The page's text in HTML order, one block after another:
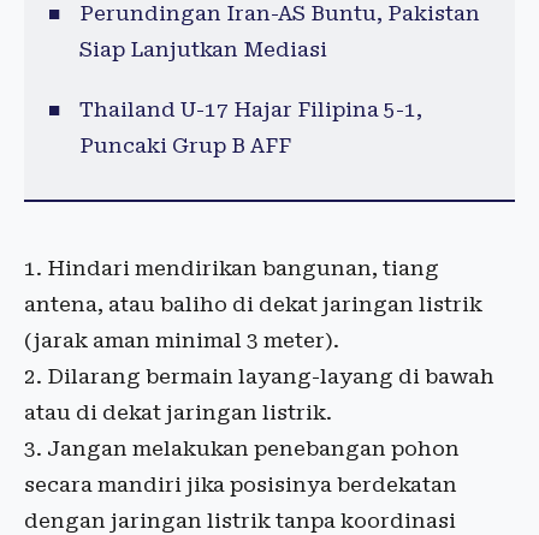
Perundingan Iran-AS Buntu, Pakistan
Siap Lanjutkan Mediasi
Thailand U-17 Hajar Filipina 5-1,
Puncaki Grup B AFF
1. Hindari mendirikan bangunan, tiang
antena, atau baliho di dekat jaringan listrik
(jarak aman minimal 3 meter).
2. Dilarang bermain layang-layang di bawah
atau di dekat jaringan listrik.
3. Jangan melakukan penebangan pohon
secara mandiri jika posisinya berdekatan
dengan jaringan listrik tanpa koordinasi